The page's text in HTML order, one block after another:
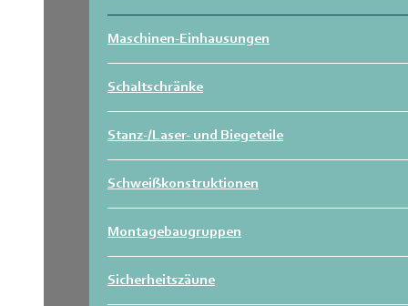
Maschinen-Einhausungen
Schaltschränke
Stanz-/Laser- und Biegeteile
Schweißkonstruktionen
Montagebaugruppen
Sicherheitszäune